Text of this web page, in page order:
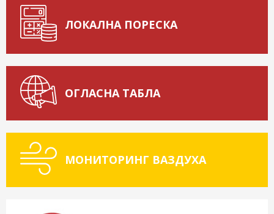
ЛОКАЛНА ПОРЕСКА
ОГЛАСНА ТАБЛА
МОНИТОРИНГ ВАЗДУХА